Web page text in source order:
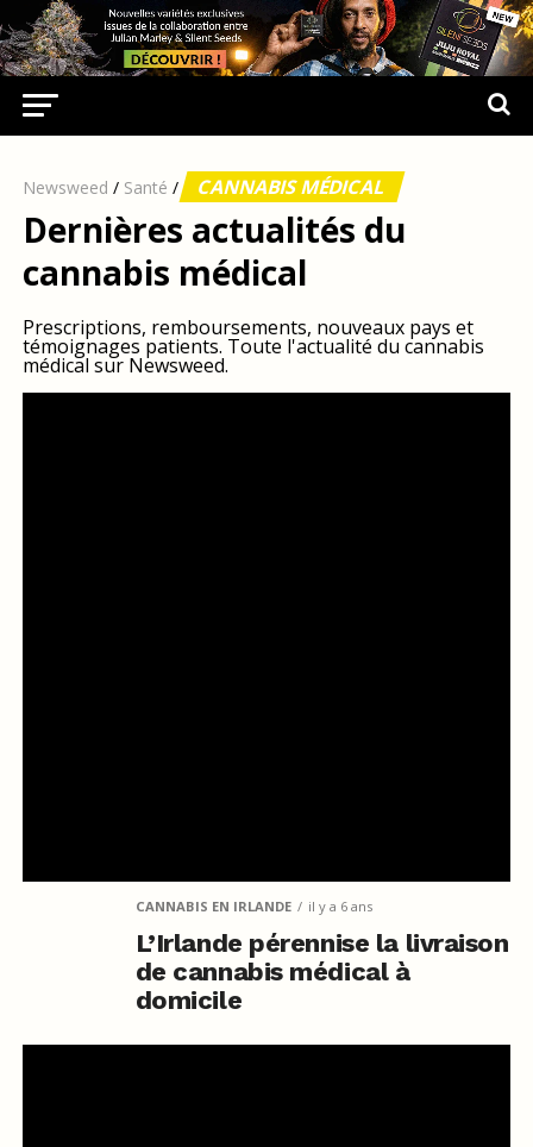
Newsweed / Santé / CANNABIS MÉDICAL
Dernières actualités du
cannabis médical
Prescriptions, remboursements, nouveaux pays et
témoignages patients. Toute l'actualité du cannabis
médical sur Newsweed.
CANNABIS EN IRLANDE il y a 6 ans
L’Irlande pérennise la livraison
de cannabis médical à
domicile